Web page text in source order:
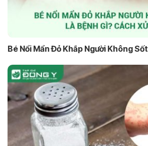
Bé Nổi Mẩn Đỏ Khắp Người Không Sốt